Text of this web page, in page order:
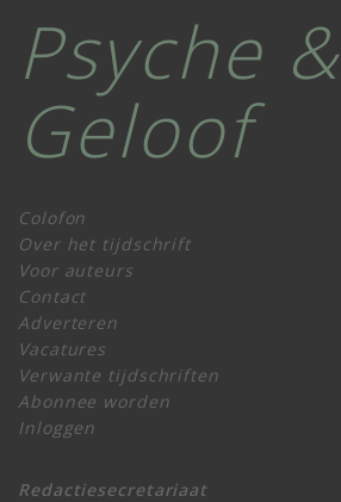
Psyche &
Geloof
Colofon
Over het tijdschrift
Voor auteurs
Contact
Adverteren
Vacatures
Verwante tijdschriften
Abonnee worden
Inloggen
Redactiesecretariaat